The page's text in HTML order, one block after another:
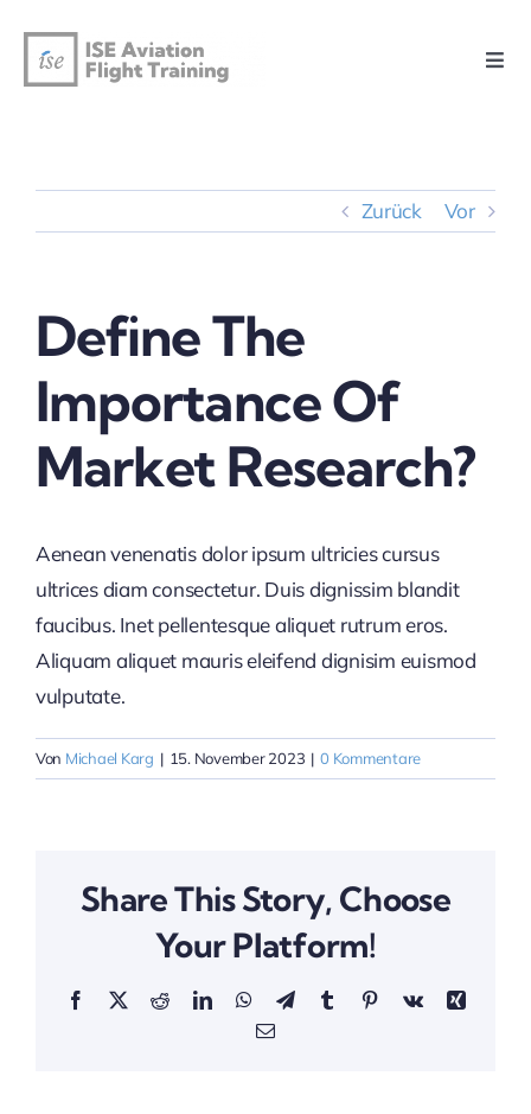
Inhalt
springen
Trainings
Prüfungen
Zurück Vor
Define The
Importance Of
Market Research?
Aenean venenatis dolor ipsum ultricies cursus
ultrices diam consectetur. Duis dignissim blandit
faucibus. Inet pellentesque aliquet rutrum eros.
Aliquam aliquet mauris eleifend dignisim euismod
vulputate.
Von Michael Karg | 15. November 2023 | 0 Kommentare
Share This Story, Choose
Your Platform!
Facebook
X RedditLinkedInWhatsApp
TelegramTumblrPinterestVk
Xing
E-